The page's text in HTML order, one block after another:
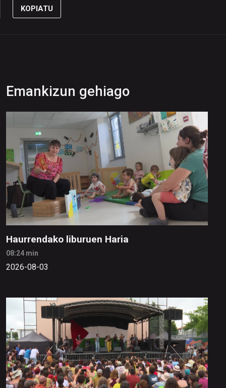
KOPIATU
Emankizun gehiago
Haurrendako liburuen Haria
08:24 min
2026-08-03